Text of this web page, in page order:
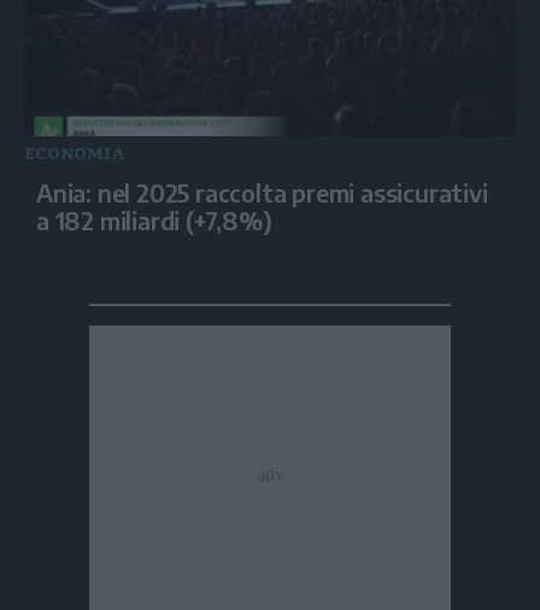
ECONOMIA
Ania: nel 2025 raccolta premi assicurativi
a 182 miliardi (+7,8%)